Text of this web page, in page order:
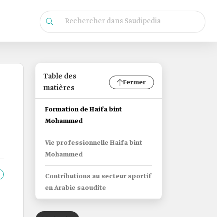
Table des
matières
Fermer
Formation de Haifa bint
Mohammed
Vie professionnelle Haifa bint
Mohammed
Contributions au secteur sportif
en Arabie saoudite